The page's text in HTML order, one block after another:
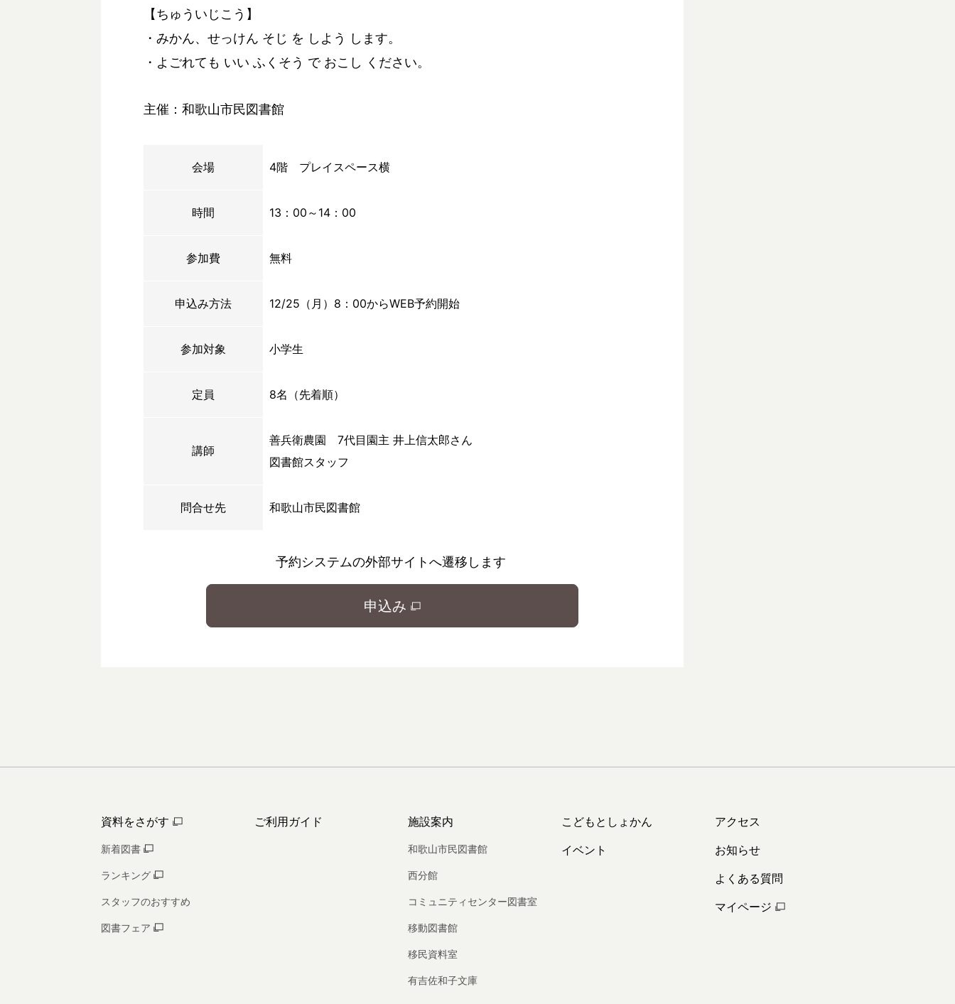
【ちゅういじこう】
・みかん、せっけん そじ を しよう します。
・よごれても いい ふくそう で おこし ください。
主催：和歌山市民図書館
会場 4階 プレイスペース横
時間 13：00～14：00
参加費 無料
申込み方法 12/25（月）8：00からWEB予約開始
参加対象 小学生
定員 8名（先着順）
講師
善兵衛農園 7代目園主 井上信太郎さん
図書館スタッフ
問合せ先 和歌山市民図書館
予約システムの外部サイトへ遷移します
申込み
資料をさがす
新着図書
ランキング
スタッフのおすすめ
図書フェア
ご利用ガイド 施設案内
和歌山市民図書館
西分館
コミュニティセンター図書室
移動図書館
移民資料室
有吉佐和子文庫
こどもとしょかん
イベント
アクセス
お知らせ
よくある質問
マイページ